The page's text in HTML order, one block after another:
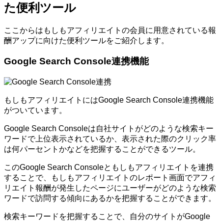
た便利ツール
ここからはもしもアフィリエイトの会員に用意されている報
酬アップに向けた便利ツールをご紹介します。
Google Search Console連携機能
もしもアフィリエイトにはGoogle Search Console連携機能
がついています。
Google Search Consoleは自社サイトがどのような検索キー
ワードで上位表示されているか、表示された際のクリック率
は何パーセントかなどを把握することができるツール。
このGoogle Search Consoleともしもアフィリエイトを連携
することで、もしもアフィリエイトのレポート画面でアフィ
リエイト報酬が発生したページにユーザーがどのような検索
ワードで訪問する傾向にあるかを把握することができます。
検索キーワードを把握することで、自分のサイトがGoogle